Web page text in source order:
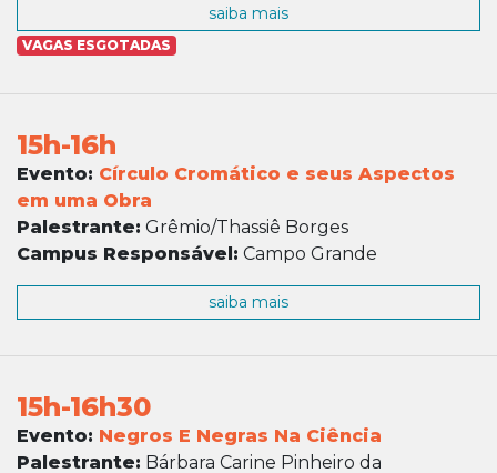
saiba mais
VAGAS ESGOTADAS
15h-16h
Evento: Círculo Cromático e seus Aspectos
em uma Obra
Palestrante: Grêmio/Thassiê Borges
Campus Responsável: Campo Grande
saiba mais
15h-16h30
Evento: Negros E Negras Na Ciência
Palestrante: Bárbara Carine Pinheiro da